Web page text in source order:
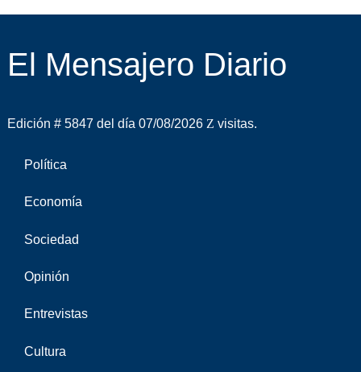
El Mensajero Diario
Edición # 5847 del día 07/08/2026 visitas.
Política
Economía
Sociedad
Opinión
Entrevistas
Cultura